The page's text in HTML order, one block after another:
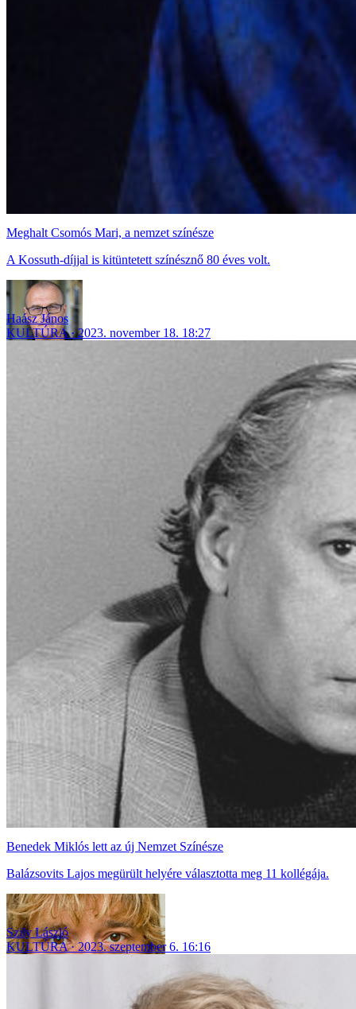
Meghalt Csomós Mari, a nemzet színésze
A Kossuth-díjjal is kitüntetett színésznő 80 éves volt.
Haász János
KULTÚRA
2023. november 18. 18:27
Benedek Miklós lett az új Nemzet Színésze
Balázsovits Lajos megürült helyére választotta meg 11 kollégája.
Szily László
KULTÚRA
2023. szeptember 6. 16:16